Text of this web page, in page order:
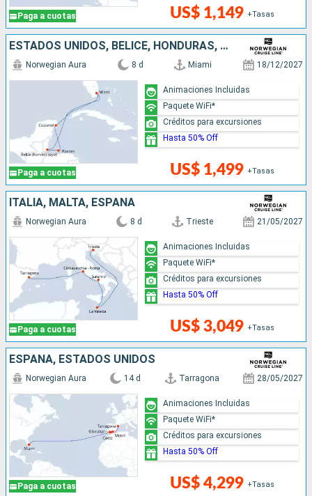
Paga a cuotas US$ 1,149 +Tasas
ESTADOS UNIDOS, BELICE, HONDURAS, MÉXICO
Paga a cuotas
Norwegian Aura 8 d Miami 18/12/2027
US$ 1,499 +Tasas
Animaciones Incluidas
Paquete WiFi*
Créditos para excursiones
Hasta 50% Off
ITALIA, MALTA, ESPAÑA
Paga a cuotas
Norwegian Aura 8 d Trieste 21/05/2027
US$ 3,049 +Tasas
Animaciones Incluidas
Paquete WiFi*
Créditos para excursiones
Hasta 50% Off
ESPAÑA, ESTADOS UNIDOS
Paga a cuotas
Norwegian Aura 14 d Tarragona 28/05/2027
US$ 4,299 +Tasas
Animaciones Incluidas
Paquete WiFi*
Créditos para excursiones
Hasta 50% Off